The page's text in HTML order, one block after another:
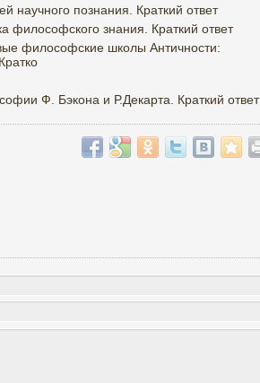
научного познания. Краткий ответ
знания. Краткий ответ
философские школы Античности:
Ф. Бэкона и Р.Декарта. Краткий ответ